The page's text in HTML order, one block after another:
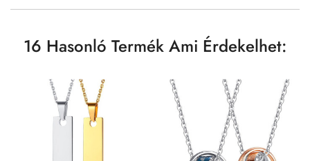
16 Hasonló Termék Ami Érdekelhet: